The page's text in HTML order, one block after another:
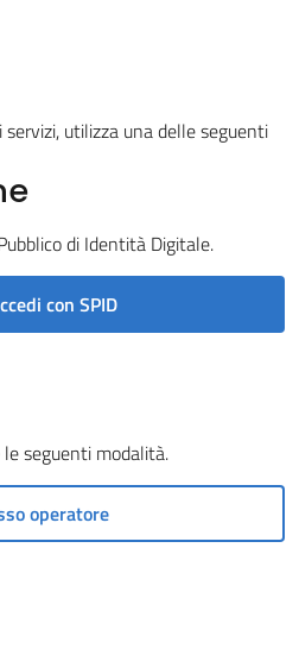
servizi, utilizza una delle seguenti
di Identità Digitale.
con SPID
seguenti modalità.
operatore